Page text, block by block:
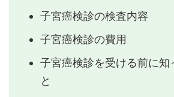
子宮癌検診の検査内容
子宮癌検診の費用
子宮癌検診を受ける前に知
と